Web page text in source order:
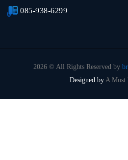
085-938-6299
2026 © All Rights Reserved by
Designed by A Must